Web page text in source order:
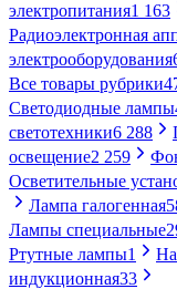
электропитания1 163
Радиоэлектронная
электрооборудования
Все товары рубрики
Светодиодные лампы
светотехники6 288
освещение2 259
Осветительные
Лампа галогенная
Лампы специальные
Ртутные лампы1
индукционная33